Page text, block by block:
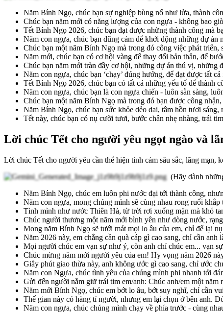
Năm Bính Ngọ, chúc bạn sự nghiệp bùng nổ như lửa, thành
Chúc bạn năm mới có năng lượng của con ngựa - không bao
Tết Bính Ngọ 2026, chúc bạn đạt được những thành công mà
Năm con ngựa, chúc bạn dũng cảm để khởi động những dự án
Chúc bạn một năm Bính Ngọ mà trong đó công việc phát triển,
Năm mới, chúc bạn có cơ hội vàng để thay đổi bản thân, để
Chúc bạn năm mới tràn đầy cơ hội, những dự án thú vị, những
Năm con ngựa, chúc bạn ‘chạy’ đúng hướng, để đạt được tất
Tết Bính Ngọ 2026, chúc bạn có tất cả những yếu tố để thành
Năm con ngựa, chúc bạn là con ngựa chiến - luôn sẵn sàng,
Chúc bạn một năm Bính Ngọ mà trong đó bạn được công
Năm Bính Ngọ, chúc bạn sức khỏe dẻo dai, tâm hồn tươi sáng,
Tết này, chúc bạn có nụ cười tươi, bước chân nhẹ nhàng, trái
Lời chúc Tết cho người yêu ngọt ngào và
Lời chúc Tết cho người yêu cần thể hiện tình cảm sâu sắc, lãng
(Hãy dành
Năm Bính Ngọ, chúc em luôn phi nước đại tới thành công,
Năm con ngựa, mong chúng mình sẽ cùng nhau rong ruổi
Tình mình như nước Thiên Hà, từ trời rơi xuống mặn mà khó
Chúc người thương một năm mới bình yên như dòng nước,
Mong năm Bính Ngọ sẽ tưới mát mọi lo âu của em, chỉ để lại
Năm 2026 này, em chẳng cần quà cáp gì cao sang, chỉ cần
Mọi người chúc em vạn sự như ý, còn anh chỉ chúc em... vạn
Chúc mừng năm mới người yêu của em! Hy vọng năm 2026
Giây phút giao thừa này, anh không ước gì cao sang, chỉ ước
Năm con Ngựa, chúc tình yêu của chúng mình phi nhanh tới
Gửi đến người nắm giữ trái tim em/anh: Chúc anh/em một
Năm mới Bính Ngọ, chúc em bớt lo âu, bớt suy nghĩ, chỉ cần
Thế gian này có hàng tỉ người, nhưng em lại chọn ở bên anh.
Năm con ngựa, chúc chúng mình chạy về phía trước - cùng